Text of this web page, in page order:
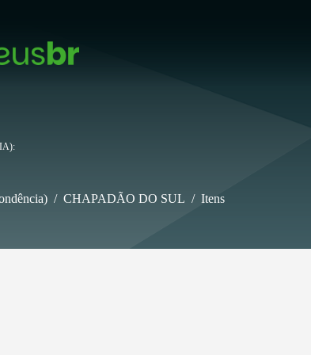
/ CHAPADÃO DO SUL / Itens